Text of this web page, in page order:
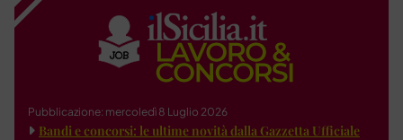
Pubblicazione: mercoledì 8 Luglio 2026
Bandi e concorsi: le ultime novità dalla Gazzetta Ufficiale